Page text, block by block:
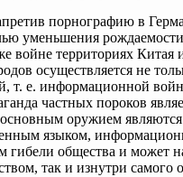
порнографию в
уменьшения
войне территориях
осуществляется не
т. е. информационной
частных пороков
оружием являются
языком,
общества и может
так и изнутри самого